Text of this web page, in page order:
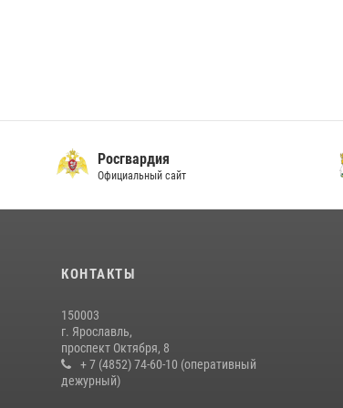
Росгвардия
Официальный сайт
КОНТАКТЫ
150003
г. Ярославль,
проспект Октября, 8
+ 7 (4852) 74-60-10 (оперативный
дежурный)